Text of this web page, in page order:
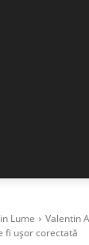
Lume
Valentin
fi ușor corectată